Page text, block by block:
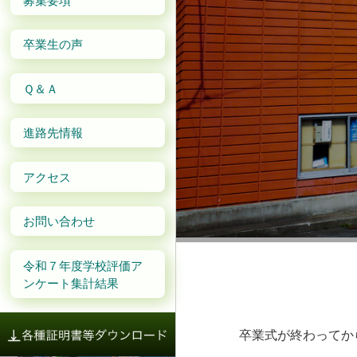
卒業生の声
Ｑ＆Ａ
進路先情報
アクセス
お問い合わせ
令和７年度学校評価ア
ンケート集計結果
卒業式が終わって